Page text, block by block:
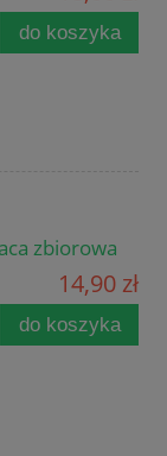
do koszyka
zbiorowa
14,90 zł
do koszyka